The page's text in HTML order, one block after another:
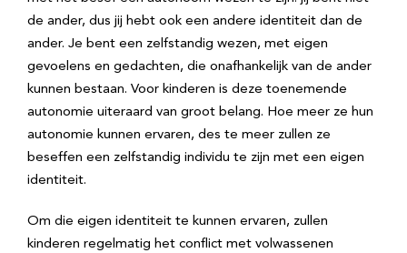
de ander, dus jij hebt ook een andere identiteit dan de
ander. Je bent een zelfstandig wezen, met eigen
gevoelens en gedachten, die onafhankelijk van de ander
kunnen bestaan. Voor kinderen is deze toenemende
autonomie uiteraard van groot belang. Hoe meer ze hun
autonomie kunnen ervaren, des te meer zullen ze
beseffen een zelfstandig individu te zijn met een eigen
identiteit.
Om die eigen identiteit te kunnen ervaren, zullen
kinderen regelmatig het conflict met volwassenen